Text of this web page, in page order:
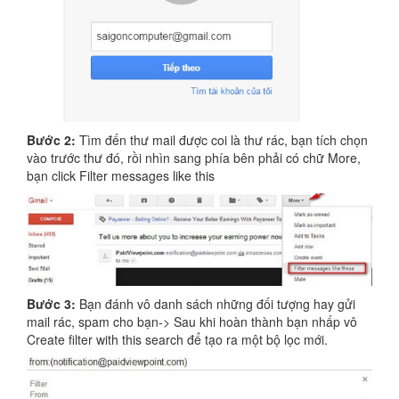
Bước 2: Tìm đến thư mail được coi là thư rác, bạn tích chọn
vào trước thư đó, rồi nhìn sang phía bên phải có chữ More,
bạn click Filter messages like this
Bước 3: Bạn đánh vô danh sách những đối tượng hay gửi
mail rác, spam cho bạn-> Sau khi hoàn thành bạn nhấp vô
Create filter with this search để tạo ra một bộ lọc mới.